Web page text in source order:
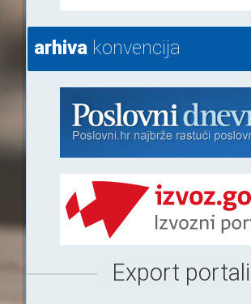
arhivakonvencija
Export portali